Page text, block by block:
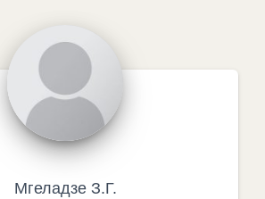
Мгеладзе З.Г.